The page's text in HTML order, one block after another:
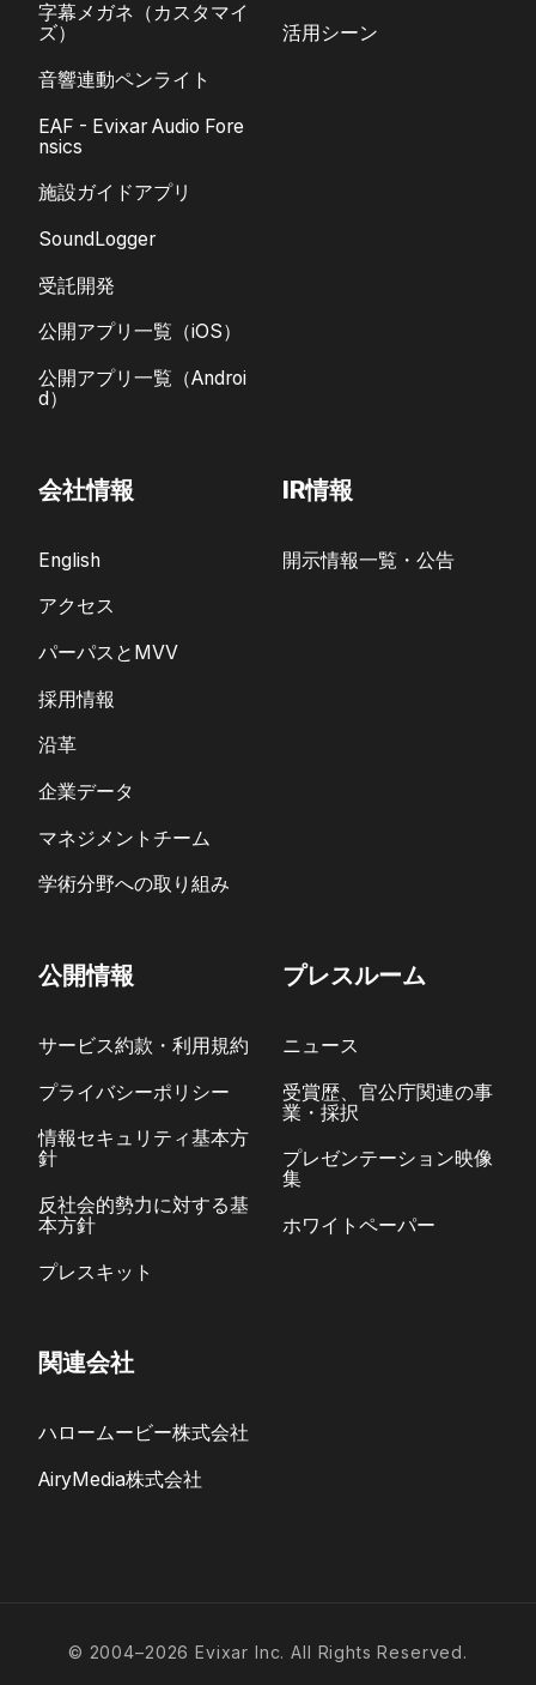
字幕メガネ（カスタマイ
ズ）
音響連動ペンライト
EAF - Evixar Audio Fore
nsics
施設ガイドアプリ
SoundLogger
受託開発
公開アプリ一覧（iOS）
公開アプリ一覧（Androi
d）
活用シーン
会社情報
English
アクセス
パーパスとMVV
採用情報
沿革
企業データ
マネジメントチーム
学術分野への取り組み
IR情報
開示情報一覧・公告
公開情報
サービス約款・利用規約
プライバシーポリシー
情報セキュリティ基本方
針
反社会的勢力に対する基
本方針
プレスキット
プレスルーム
ニュース
受賞歴、官公庁関連の事
業・採択
プレゼンテーション映像
集
ホワイトペーパー
関連会社
ハロームービー株式会社
AiryMedia株式会社
© 2004–2026 Evixar Inc. All Rights Reserved.